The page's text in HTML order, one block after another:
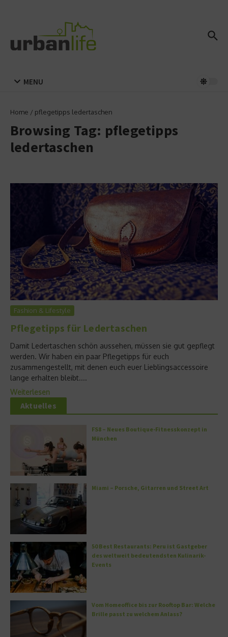
MENU
Home / pflegetipps ledertaschen
Browsing Tag: pflegetipps
ledertaschen
Fashion & Lifestyle
Pflegetipps für Ledertaschen
Damit Ledertaschen schön aussehen, müssen sie gut gepflegt
werden. Wir haben ein paar Pflegetipps für euch
zusammengestellt, mit denen euch euer Lieblingsaccessoire
lange erhalten bleibt....
Weiterlesen
Aktuelles
FS8 – Neues Boutique-Fitnesskonzept in
München
Miami – Porsche, Gitarren und Street Art
50 Best Restaurants: Peru ist Gastgeber
des weltweit bedeutendsten Kulinarik-
Events
Vom Homeoffice bis zur Rooftop Bar: Welche
Brille passt zu welchem Anlass?